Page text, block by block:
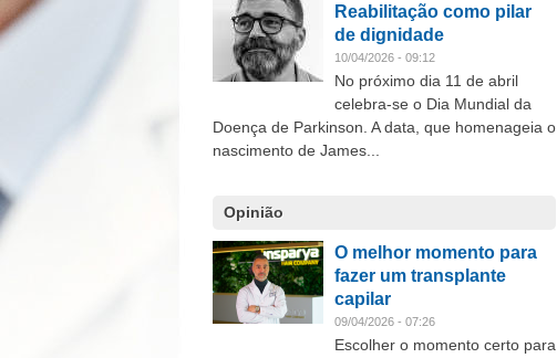
Reabilitação como pilar
de dignidade
10/04/2026 - 09:12
No próximo dia 11 de abril
celebra-se o Dia Mundial da
Doença de Parkinson. A data, que homenageia o
nascimento de James...
Opinião
O melhor momento para
fazer um transplante
capilar
09/04/2026 - 07:26
Escolher o momento certo para